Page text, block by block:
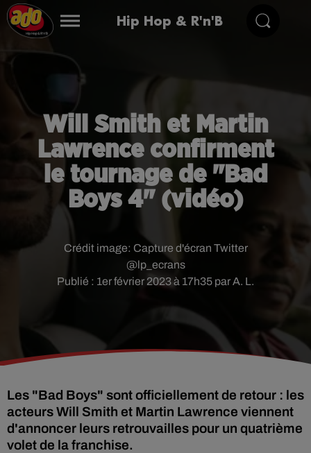
Hip Hop & R'n'B
Will Smith et Martin
Lawrence confirment
le tournage de "Bad
Boys 4" (vidéo)
Publié : 1er février 2023 à 17h35 par A. L.
Crédit image: Capture d'écran Twitter
@lp_ecrans
Les "Bad Boys" sont officiellement de retour : les
acteurs Will Smith et Martin Lawrence viennent
d'annoncer leurs retrouvailles pour un quatrième
volet de la franchise.